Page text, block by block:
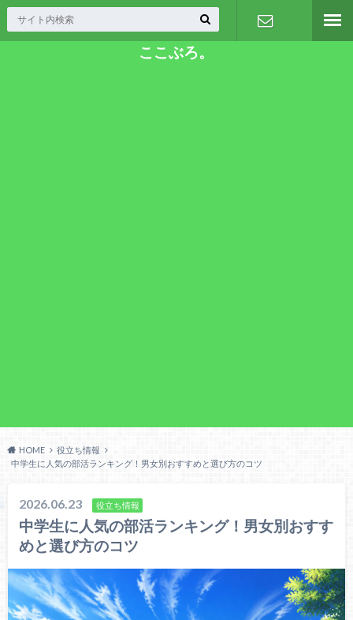
ここぶろ。
HOME
役立ち情報
中学生に人気の部活ランキング！男女別おすすめと選び方のコツ
2026.06.23 役立ち情報
中学生に人気の部活ランキング！男女別おすす
めと選び方のコツ